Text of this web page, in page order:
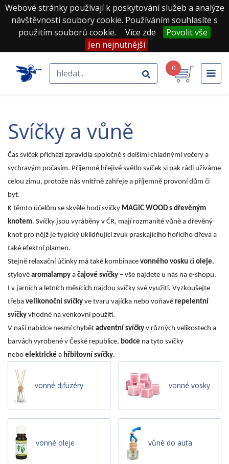
Webové stránky používají k poskytování služeb a analýze
návštěvnosti soubory cookie. Používáním souhlasíte s
použitím souborů cookie.
Více zde
Povolit vše
Jen nejnutnější
0
svíčky a vůně
Čas svíček přichází zpravidla společně s delšími chladnými večery a
sychravým počasím. Příjemné hřejivé světlo svíček si pak rádi užíváme
celou zimu, protože nás vnitřně zahřeje a příjemně provoní dům či
byt.
K těmto účelům se skvěle hodí svíčky MAGIC WOOD s dřevěným
knotem. Svíčky jsou vyráběny v ČR, mají rozmanité vůně a dřevěný
knot pro nějž je typický uklidňující zvuk praskajícího hořícího dřeva a
také efektní plamen.
Stejně relaxační účinky má také kombinace vonného vosku či oleje,
stylové aromalampy a čajové svíčky – vše najdete u nás na e-shopu.
I v jarních a letních měsících najdou svíčky své využití. Vyzkoušejte
třeba velikonoční svíčky ve tvaru vajíčka nebo voňavé repelentní
svíčky vhodné na venkovní použití.
V naší nabídce nesmí chybět adventní svíčky v různých velikostech a
barvách vyrobené v České republice, bodce na tyto svíčky
nebo elektrické a hřbitovní svíčky.
vonné difuzéry vonné vosky
vonné oleje vůně do auta